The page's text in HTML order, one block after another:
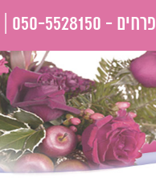
-
050-5528150 |